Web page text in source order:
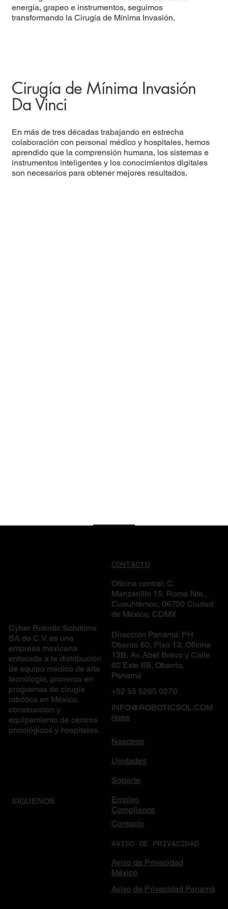
energía, grapeo e instrumentos, seguimos
transformando la Cirugía de Mínima Invasión.
Cirugía de Mínima Invasión
Da Vinci
En más de tres décadas trabajando en estrecha
colaboración con personal médico y hospitales, hemos
aprendido que la comprensión humana, los sistemas e
instrumentos inteligentes y los conocimientos digitales
son necesarios para obtener mejores resultados.
SÍGUENOS
Cyber Robotic Solutions
SA de C.V. es una
empresa mexicana
enfocada a la distribución
de equipo médico de alta
tecnología, pioneros en
programas de cirugía
robótica en México,
construcción y
equipamiento de centros
oncológicos y hospitales.
CONTACTO
Oficina central: C.
Manzanillo 15, Roma Nte.,
Cuauhtémoc, 06700 Ciudad
de México, CDMX
Dirección Panamá: PH
Obarrio 60, Piso 13, Oficina
13B, Av. Abel Bravo y Calle
60 Este 6B, Obarrio,
Panamá
+52 55 5265 0270
INFO@ROBOTICSOL.COM
Home
Nosotros
Unidades
Soporte
Empleo
Compliance
Contacto
AVISO DE PRIVACIDAD
Aviso de Privacidad
México
Aviso de Privacidad Panamá